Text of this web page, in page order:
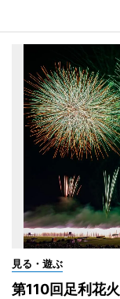
見る・遊ぶ
第110回足利花